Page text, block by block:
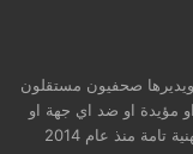
ويديرها صحفيون مستقلون
مؤيدة او ضد اي جهة او
منذ عام 2014